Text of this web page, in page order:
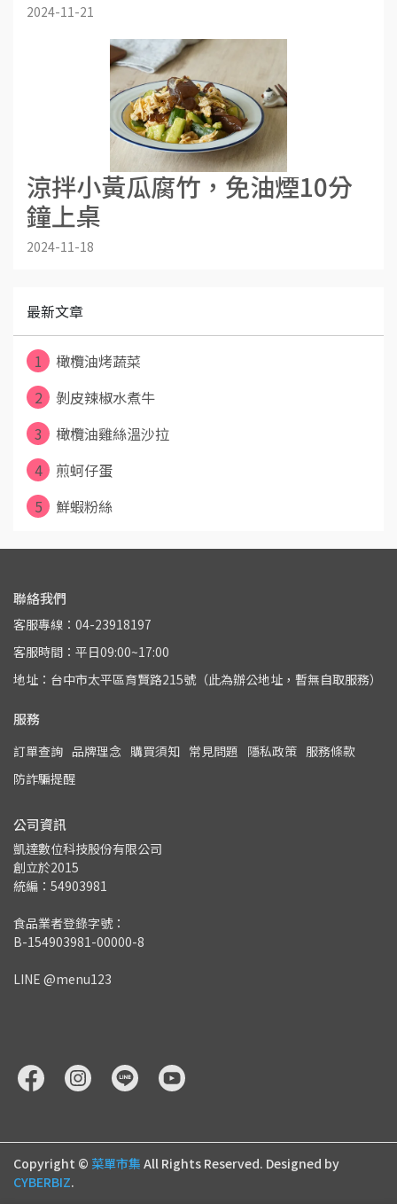
2024-11-21
涼拌小黃瓜腐竹，免油煙10分
鐘上桌
2024-11-18
最新文章
1
橄欖油烤蔬菜
2
剝皮辣椒水煮牛
3
橄欖油雞絲溫沙拉
4
煎蚵仔蛋
5
鮮蝦粉絲
聯絡我們
客服專線：04-23918197
客服時間：平日09:00~17:00
地址：台中市太平區育賢路215號（此為辦公地址，暫無自取服務）
服務
訂單查詢 品牌理念 購買須知 常見問題 隱私政策 服務條款
防詐騙提醒
公司資訊
凱達數位科技股份有限公司
創立於2015
統編：54903981
食品業者登錄字號：
B-154903981-00000-8
LINE @menu123
Copyright © 菜單市集 All Rights Reserved. Designed by
CYBERBIZ.